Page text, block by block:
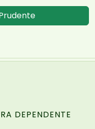
DEPENDENTE